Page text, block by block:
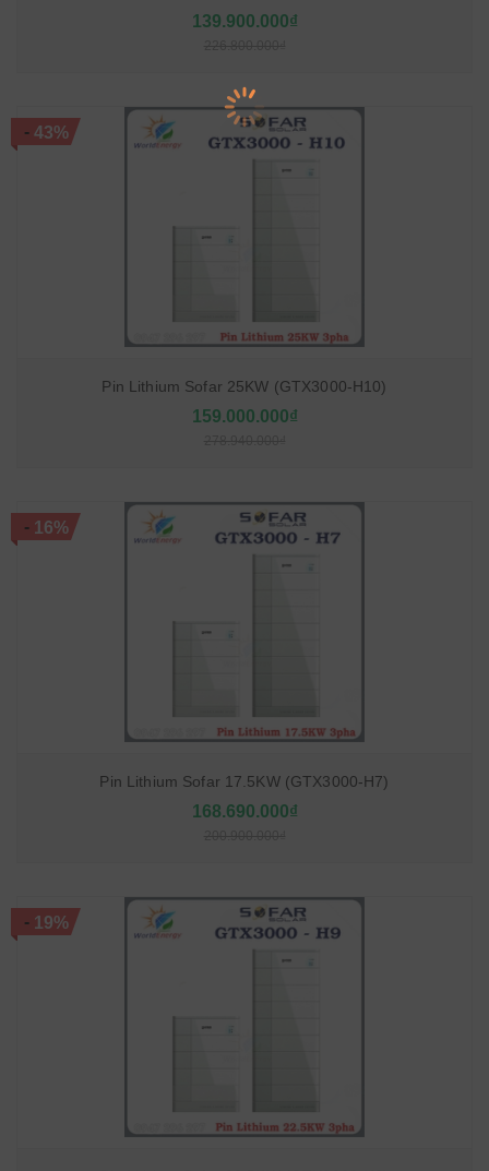
139.900.000₫
-43%
Pin Lithium Sofar 25KW (GTX3000-H10)
159.000.000₫
-16%
Pin Lithium Sofar 17.5KW (GTX3000-H7)
168.690.000₫
-19%